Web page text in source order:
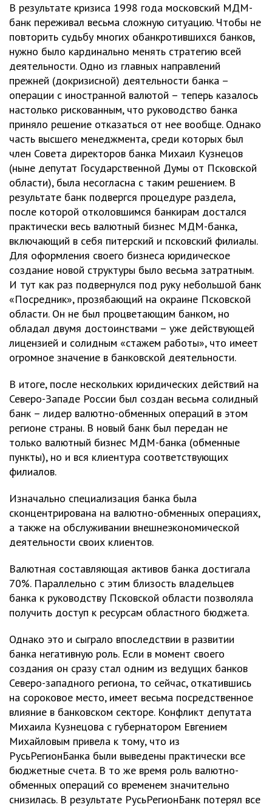
В результате кризиса 1998 года московский МДМ-
банк переживал весьма сложную ситуацию. Чтобы не
повторить судьбу многих обанкротившихся банков,
нужно было кардинально менять стратегию всей
деятельности. Одно из главных направлений
прежней (докризисной) деятельности банка –
операции с иностранной валютой – теперь казалось
настолько рискованным, что руководство банка
приняло решение отказаться от нее вообще. Однако
часть высшего менеджмента, среди которых был
член Совета директоров банка Михаил Кузнецов
(ныне депутат Государственной Думы от Псковской
области), была несогласна с таким решением. В
результате банк подвергся процедуре раздела,
после которой отколовшимся банкирам достался
практически весь валютный бизнес МДМ-банка,
включающий в себя питерский и псковский филиалы.
Для оформления своего бизнеса юридическое
создание новой структуры было весьма затратным.
И тут как раз подвернулся под руку небольшой банк
«Посредник», прозябающий на окраине Псковской
области. Он не был процветающим банком, но
обладал двумя достоинствами – уже действующей
лицензией и солидным «стажем работы», что имеет
огромное значение в банковской деятельности.
В итоге, после нескольких юридических действий на
Северо-Западе России был создан весьма солидный
банк – лидер валютно-обменных операций в этом
регионе страны. В новый банк был передан не
только валютный бизнес МДМ-банка (обменные
пункты), но и вся клиентура соответствующих
филиалов.
Изначально специализация банка была
сконцентрирована на валютно-обменных операциях,
а также на обслуживании внешнеэкономической
деятельности своих клиентов.
Валютная составляющая активов банка достигала
70%. Параллельно с этим близость владельцев
банка к руководству Псковской области позволяла
получить доступ к ресурсам областного бюджета.
Однако это и сыграло впоследствии в развитии
банка негативную роль. Если в момент своего
создания он сразу стал одним из ведущих банков
Северо-западного региона, то сейчас, откатившись
на сороковое место, имеет весьма посредственное
влияние в банковском секторе. Конфликт депутата
Михаила Кузнецова с губернатором Евгением
Михайловым привела к тому, что из
РусьРегионБанка были выведены практически все
бюджетные счета. В то же время роль валютно-
обменных операций со временем значительно
снизилась. В результате РусьРегионБанк потерял все